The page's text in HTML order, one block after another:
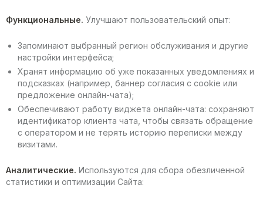
Функциональные. Улучшают пользовательский опыт:
Запоминают выбранный регион обслуживания и другие
настройки интерфейса;
Хранят информацию об уже показанных уведомлениях и
подсказках (например, баннер согласия с cookie или
предложение онлайн-чата);
Обеспечивают работу виджета онлайн-чата: сохраняют
идентификатор клиента чата, чтобы связать обращение
с оператором и не терять историю переписки между
визитами.
Аналитические. Используются для сбора обезличенной
статистики и оптимизации Сайта: